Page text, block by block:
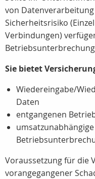
von
Sicherheitsrisiko
Verbindungen)
Sie bietet
Wiedereingabe/
Daten
entgangenen
Voraussetzung für die
vorangegangener